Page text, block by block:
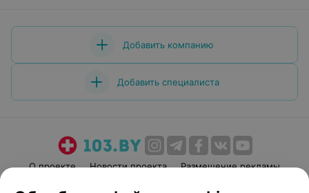
Добавить компанию
Добавить специалиста
О проекте Новости проекта
Размещение рекламы